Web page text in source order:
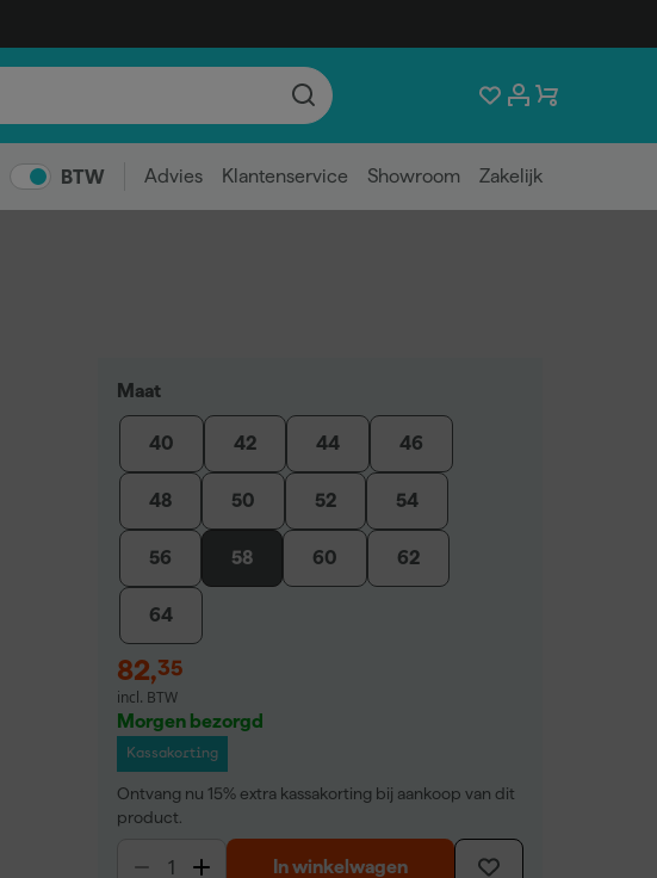
BTW Advies Klantenservice Showroom Zakelijk
Maat
40 42 44 46
48 50 52 54
56 58 60 62
64
82,35
incl. BTW
Morgen bezorgd
Kassakorting
Ontvang nu 15% extra kassakorting bij aankoop van dit
product.
In winkelwagen